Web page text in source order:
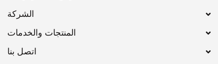
اتصل بنا